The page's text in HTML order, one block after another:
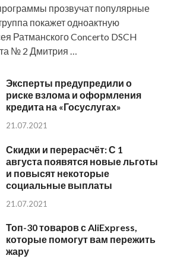
прозвучат популярные
покажет одноактную
Ратманского Concerto DSCH
№ 2 Дмитрия …
Эксперты предупредили о
риске взлома и оформления
кредита на «Госуслугах»
21.07.2021
Скидки и перерасчёт: С 1
августа появятся новые льготы
и повысят некоторые
социальные выплаты
21.07.2021
Топ-30 товаров с AliExpress,
которые помогут вам пережить
жару